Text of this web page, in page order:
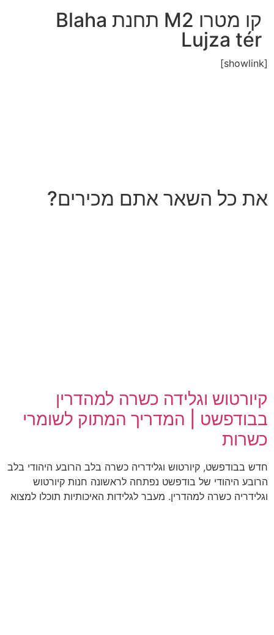
קו מטרו M2 תחנת Blaha
Lujza tér
[showlink]
את כל השאר אתם מכירים?
קיורטוש וגלידה כשרה למהדרין
בבודפשט | המדריך המתוק לשומרי
כשרות
חדש בבודפשט, קיורטוש וגלידריה כשרה בלב הרובע היהודי בלב
הרובע היהודי של בודפשט נפתחה לראשונה חנות קיורטוש
וגלידריה כשרה למהדרין. מעבר לגלידות האיכותיות תוכלו למצוא